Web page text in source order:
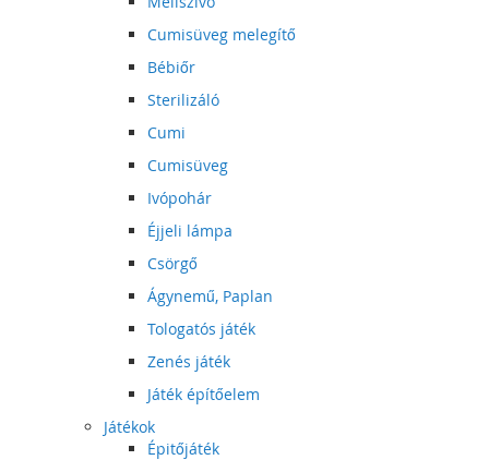
Cumisüveg melegítő
Bébiőr
Sterilizáló
Cumi
Cumisüveg
Ivópohár
Éjjeli lámpa
Csörgő
Ágynemű, Paplan
Tologatós játék
Zenés játék
Játék építőelem
Játékok
Épitőjáték